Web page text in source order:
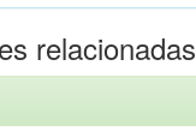
relacionadas